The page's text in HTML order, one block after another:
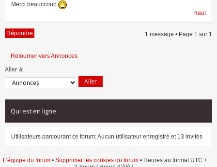
Merci beauccoup
Haut
Répondre 1 message • Page 1 sur 1
Retourner vers Annonces
Aller à:
Qui est en ligne
Utilisateurs parcourant ce forum: Aucun utilisateur enregistré et 13 invités
L’équipe du forum• Supprimer les cookies du forum• Heures au format UTC +